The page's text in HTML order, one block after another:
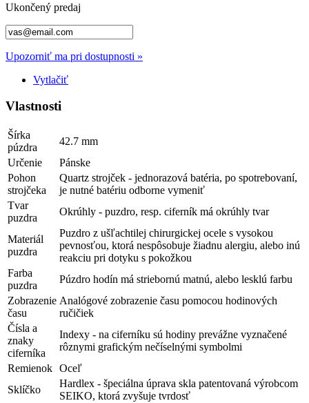
Ukončený predaj
Upozorniť ma pri dostupnosti »
Vytlačiť
Vlastnosti
Šírka
púzdra
42.7 mm
Určenie
Pánske
Pohon
strojčeka
Quartz strojček - jednorazová batéria, po spotrebovaní,
je nutné batériu odborne vymeniť
Tvar
puzdra
Okrúhly - puzdro, resp. ciferník má okrúhly tvar
Materiál
puzdra
Puzdro z ušľachtilej chirurgickej ocele s vysokou
pevnosťou, ktorá nespôsobuje žiadnu alergiu, alebo inú
reakciu pri dotyku s pokožkou
Farba
puzdra
Púzdro hodín má striebornú matnú, alebo lesklú farbu
Zobrazenie
času
Analógové zobrazenie času pomocou hodinových
ručičiek
Čísla a
znaky
ciferníka
Indexy - na ciferníku sú hodiny prevážne vyznačené
rôznymi grafickým nečíselnými symbolmi
Remienok Oceľ
Sklíčko
Hardlex - špeciálna úprava skla patentovaná výrobcom
SEIKO, ktorá zvyšuje tvrdosť